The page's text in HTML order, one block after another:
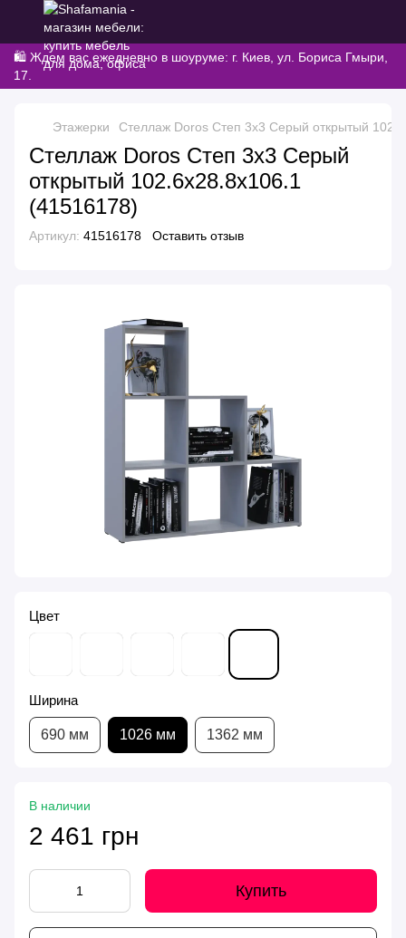
🛍️ Ждем вас ежедневно в шоуруме: г. Киев, ул. Бориса Гмыри,
17.
Этажерки Стеллаж Doros Степ 3х3 Серый открытый
Стеллаж Doros Степ 3х3 Серый
открытый 102.6х28.8х106.1
(41516178)
Артикул: 41516178 Оставить отзыв
Цвет
Ширина
690 мм 1026 мм 1362 мм
В наличии
2 461 грн
Купить